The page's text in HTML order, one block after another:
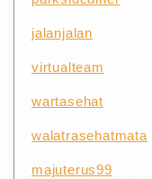
jalanjalan
virtualteam
wartasehat
walatrasehatmata
majuterus99